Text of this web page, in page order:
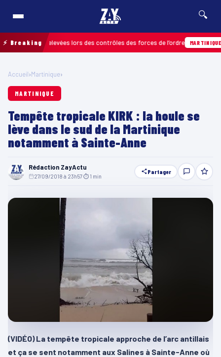
🔍
⚡ Breakingrelevées lors des contrôles des forces de l’ordre MARTINIQUE
Accueil›Martinique›
MARTINIQUE
Tempête tropicale KIRK : la houle se
lève dans le sud de la Martinique
notamment à Sainte-Anne
Rédaction ZayActu
27/09/2018 à 23h57⏱ 1 min
Partager
(VIDÉO) La tempête tropicale approche de l’arc antillais
et ça se sent notamment aux Salines à Sainte-Anne où